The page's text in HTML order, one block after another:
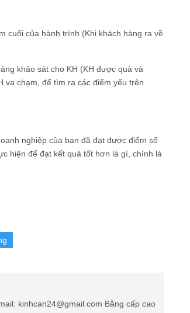
cuối của hành trình (Khi khách hàng ra về
khảo sát cho KH (KH được quà và
va chạm, để tìm ra các điểm yếu trên
nghiệp của bạn đã đạt được điểm số
hiện để đạt kết quả tốt hơn là gì, chính là
kinhcan24@gmail.com Bằng cấp cao